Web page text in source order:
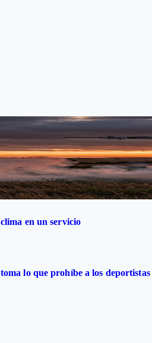
en un servicio
lo que prohíbe a los deportistas